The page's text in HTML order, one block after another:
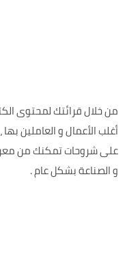
من خلال قرائتك لمحتوى
أغلب الأعمال و العاملين
على شروحات تمكنك من
و الصناعة بشكل عام .